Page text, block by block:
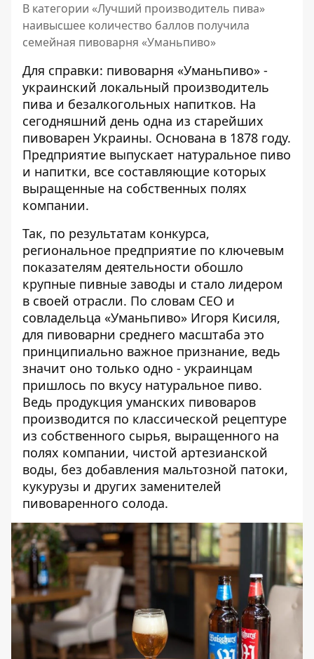
В категории «Лучший производитель пива»
наивысшее количество баллов получила
семейная пивоварня «Уманьпиво»
Для справки: пивоварня «Уманьпиво» -
украинский локальный производитель
пива и безалкогольных напитков. На
сегодняшний день одна из старейших
пивоварен Украины. Основана в 1878 году.
Предприятие выпускает натуральное пиво
и напитки, все составляющие которых
выращенные на собственных полях
компании.
Так, по результатам конкурса,
региональное предприятие по ключевым
показателям деятельности обошло
крупные пивные заводы и стало лидером
в своей отрасли. По словам CEO и
совладельца «Уманьпиво» Игоря Кисиля,
для пивоварни среднего масштаба это
принципиально важное признание, ведь
значит оно только одно - украинцам
пришлось по вкусу натуральное пиво.
Ведь продукция уманских пивоваров
производится по классической рецептуре
из собственного сырья, выращенного на
полях компании, чистой артезианской
воды, без добавления мальтозной патоки,
кукурузы и других заменителей
пивоваренного солода.